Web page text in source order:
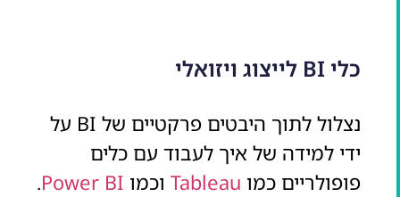
כלי BI לייצוג ויזואלי
נצלול לתוך היבטים פרקטיים של BI על
ידי למידה של איך לעבוד עם כלים
פופולריים כמו Tableau וכמו
.